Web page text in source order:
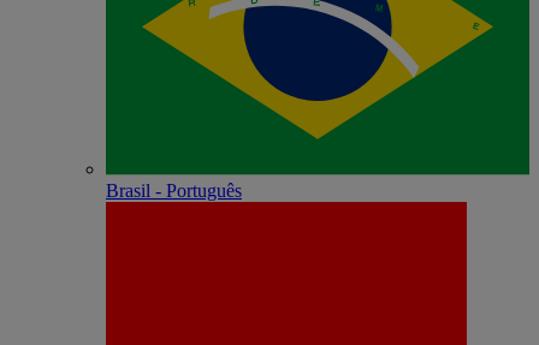
Brasil - Português